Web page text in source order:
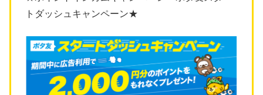
トダッシュキャンペーン★